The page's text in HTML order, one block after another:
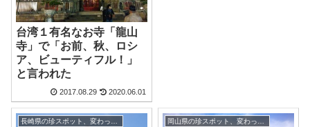
台湾１有名なお寺「龍山
寺」で「お前、秋、ロシ
ア、ビューティフル！」
と言われた
2017.08.29 2020.06.01